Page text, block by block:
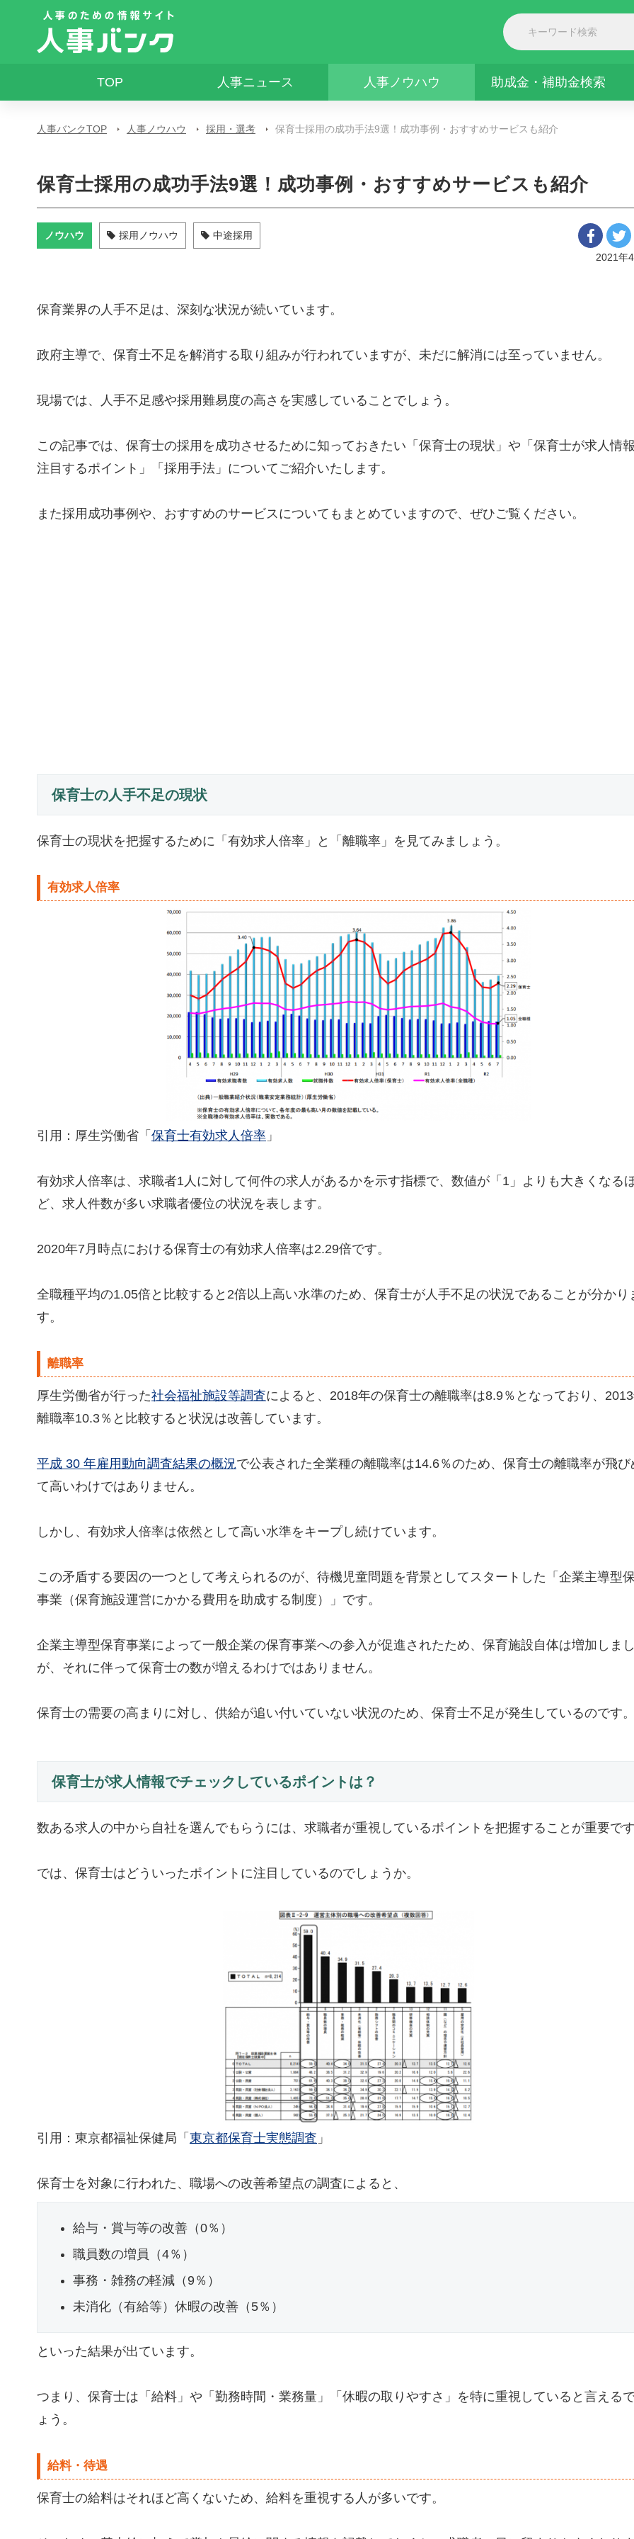
TOP 人事ニュース 人事ノウハウ 助成金・補助金検索
人事バンクTOP 人事ノウハウ 採用・選考 保育士採用の成功手法9選！成功事例・おすすめサービスも紹介
保育士採用の成功手法9選！成功事例・おすすめサービスも紹介
ノウハウ 採用ノウハウ
中途採用
2021年
保育業界の人手不足は、深刻な状況が続いています。
政府主導で、保育士不足を解消する取り組みが行われていますが、未だに解消には至っていません。
現場では、人手不足感や採用難易度の高さを実感していることでしょう。
この記事では、保育士の採用を成功させるために知っておきたい「保育士の現状」や「保育士が求人情
注目するポイント」「採用手法」についてご紹介いたします。
また採用成功事例や、おすすめのサービスについてもまとめていますので、ぜひご覧ください。
保育士の人手不足の現状
保育士の現状を把握するために「有効求人倍率」と「離職率」を見てみましょう。
有効求人倍率
引用：厚生労働省「 保育士有効求人倍率 」
有効求人倍率は、求職者1人に対して何件の求人があるかを示す指標で、数値が「1」よりも大きくなる
ど、求人件数が多い求職者優位の状況を表します。
2020年7月時点における保育士の有効求人倍率は2.29倍です。
全職種平均の1.05倍と比較すると2倍以上高い水準のため、保育士が人手不足の状況であることが分かり
す。
離職率
厚生労働省が行った社会福祉施設等調査によると、2018年の保育士の離職率は8.9％となっており、
離職率10.3％と比較すると状況は改善しています。
平成 30 年雇用動向調査結果の概況で公表された全業種の離職率は14.6％のため、保育士の離職率が飛び
て高いわけではありません。
しかし、有効求人倍率は依然として高い水準をキープし続けています。
この矛盾する要因の一つとして考えられるのが、待機児童問題を背景としてスタートした「企業主導型
事業（保育施設運営にかかる費用を助成する制度）」です。
企業主導型保育事業によって一般企業の保育事業への参入が促進されたため、保育施設自体は増加しま
が、それに伴って保育士の数が増えるわけではありません。
保育士の需要の高まりに対し、供給が追い付いていない状況のため、保育士不足が発生しているのです
保育士が求人情報でチェックしているポイントは？
数ある求人の中から自社を選んでもらうには、求職者が重視しているポイントを把握することが重要で
では、保育士はどういったポイントに注目しているのでしょうか。
引用：東京都福祉保健局「 東京都保育士実態調査 」
保育士を対象に行われた、職場への改善希望点の調査によると、
給与・賞与等の改善（0％）
職員数の増員（4％）
事務・雑務の軽減（9％）
未消化（有給等）休暇の改善（5％）
といった結果が出ています。
つまり、保育士は「給料」や「勤務時間・業務量」「休暇の取りやすさ」を特に重視していると言える
ょう。
給料・待遇
保育士の給料はそれほど高くないため、給料を重視する人が多いです。